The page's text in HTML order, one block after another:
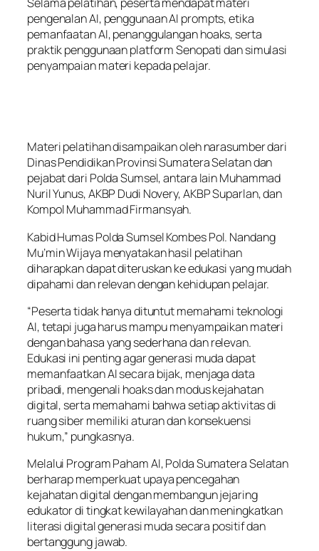
pengenalan AI, penggunaan AI prompts, etika
pemanfaatan AI, penanggulangan hoaks, serta
praktik penggunaan platform Senopati dan simulasi
penyampaian materi kepada pelajar.
Materi pelatihan disampaikan oleh narasumber dari
Dinas Pendidikan Provinsi Sumatera Selatan dan
pejabat dari Polda Sumsel, antara lain Muhammad
Nuril Yunus, AKBP Dudi Novery, AKBP Suparlan, dan
Kompol Muhammad Firmansyah.
Kabid Humas Polda Sumsel Kombes Pol. Nandang
Mu’min Wijaya menyatakan hasil pelatihan
diharapkan dapat diteruskan ke edukasi yang mudah
dipahami dan relevan dengan kehidupan pelajar.
“Peserta tidak hanya dituntut memahami teknologi
AI, tetapi juga harus mampu menyampaikan materi
dengan bahasa yang sederhana dan relevan.
Edukasi ini penting agar generasi muda dapat
memanfaatkan AI secara bijak, menjaga data
pribadi, mengenali hoaks dan modus kejahatan
digital, serta memahami bahwa setiap aktivitas di
ruang siber memiliki aturan dan konsekuensi
hukum,” pungkasnya.
Melalui Program Paham AI, Polda Sumatera Selatan
berharap memperkuat upaya pencegahan
kejahatan digital dengan membangun jejaring
edukator di tingkat kewilayahan dan meningkatkan
literasi digital generasi muda secara positif dan
bertanggung jawab.